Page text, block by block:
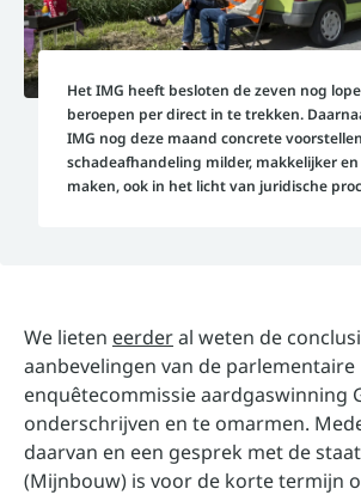
Het IMG heeft besloten de zeven nog
beroepen per direct in te trekken.
IMG nog deze maand concrete
schadeafhandeling milder, makkelijker
maken, ook in het licht van juridische
We lieten eerderal weten de
aanbevelingen van de parlementaire
enquêtecommissie aardgaswinning
onderschrijven en te omarmen.
daarvan en een gesprek met de
(Mijnbouw) is voor de korte termijn